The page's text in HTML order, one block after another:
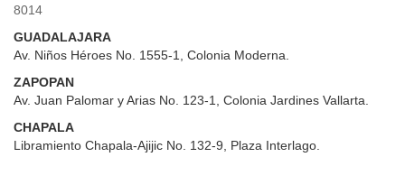
8014
GUADALAJARA
Av. Niños Héroes No. 1555-1, Colonia Moderna.
ZAPOPAN
Av. Juan Palomar y Arias No. 123-1, Colonia Jardines Vallarta.
CHAPALA
Libramiento Chapala-Ajijic No. 132-9, Plaza Interlago.